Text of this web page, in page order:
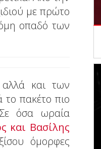
με πρώτο
οπαδό των
και των
πακέτο πιο
Σε όσα ωραία
και Βασίλης
όμορφες